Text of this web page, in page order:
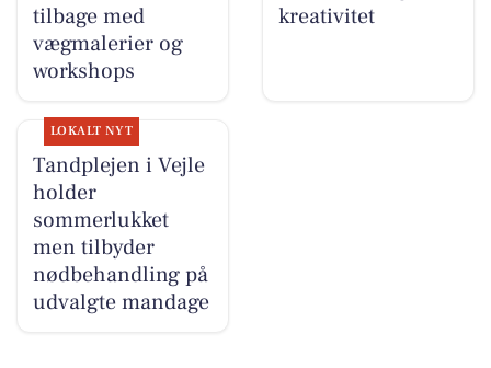
tilbage med
vægmalerier og
workshops
kreativitet
LOKALT NYT
Tandplejen i Vejle
holder
sommerlukket
men tilbyder
nødbehandling på
udvalgte mandage